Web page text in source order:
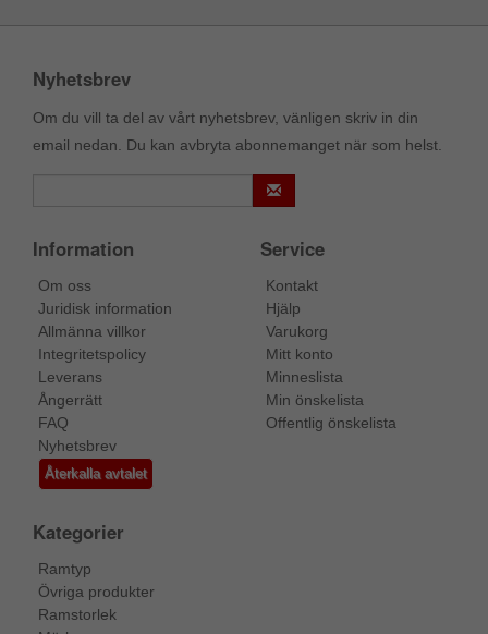
Nyhetsbrev
Om du vill ta del av vårt nyhetsbrev, vänligen skriv in din
email nedan. Du kan avbryta abonnemanget när som helst.
Information
Om oss
Juridisk information
Allmänna villkor
Integritetspolicy
Leverans
Ångerrätt
FAQ
Nyhetsbrev
Återkalla avtalet
Service
Kontakt
Hjälp
Varukorg
Mitt konto
Minneslista
Min önskelista
Offentlig önskelista
Kategorier
Ramtyp
Övriga produkter
Ramstorlek